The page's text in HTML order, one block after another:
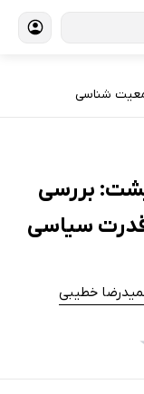
شناسی
بررسی
قدرت سیاسی
خطیبی